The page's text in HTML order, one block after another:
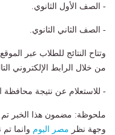
- الصف الأول الثانوي.
- الصف الثاني الثانوي.
وتتاح النتائج للطلاب عبر
من خلال الرابط الإلكتروني
- للاستعلام عن نتيجة محافظة
ملحوظة: مضمون هذا الخبر تم
وجهة نظر مصر اليوم وانما